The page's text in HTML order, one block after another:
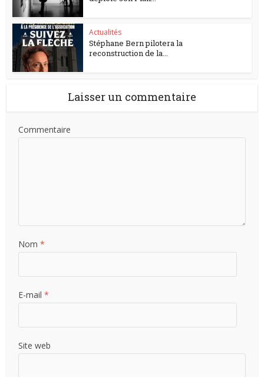
Actualités
Stéphane Bern pilotera la
reconstruction de la...
Laisser un commentaire
Commentaire
Nom*
E-mail*
Site web